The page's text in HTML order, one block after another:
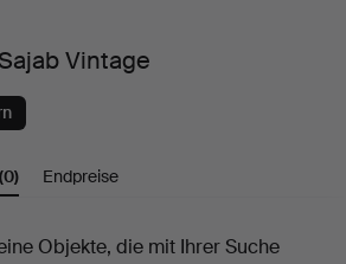
Vintage
(0) Endpreise
Objekte, die mit Ihrer Suche